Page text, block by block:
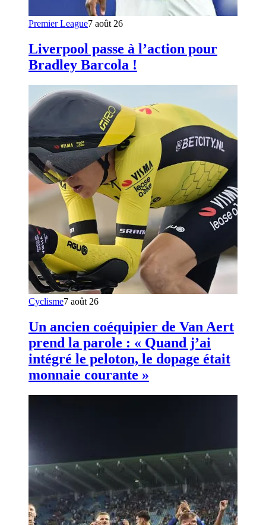
Premier League7 août 26
Liverpool passe à l’action pour
Bradley Barcola !
Cyclisme7 août 26
Un ancien coéquipier de Van Aert
prend la parole : « Quand j’ai
intégré le peloton, le dopage était
monnaie courante »